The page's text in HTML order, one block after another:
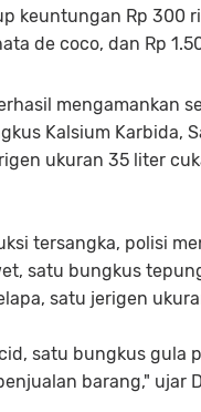
keuntungan Rp 300
de coco, dan Rp
mengamankan
Kalsium Karbida,
ukuran 35 liter
tersangka, polisi
satu bungkus
satu jerigen
satu bungkus gula
barang," ujar